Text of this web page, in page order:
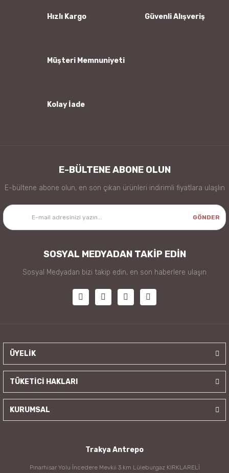
Ürün bilgilerinde hatalar bulunuyor.
Hızlı Kargo Güvenli Alışveriş
Müşteri Memnuniyeti
Kolay İade
E-BÜLTENE ABONE OLUN
E-bültene abone olun, en son çıkan ürünleri indirimli fiyatlara ulaşlın
GÖNDER
SOSYAL MEDYADAN TAKİP EDİN
Sosyal Medyadan bizi takip edin, en son haberlere ulaşın
ÜYELİK
TÜKETİCİ HAKLARI
KURUMSAL
Trakya Antrepo
Pınarhisar Yolu İncedere Mevkii 3.km Lüleburgaz KIRKLARELİ